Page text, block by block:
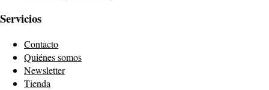
Servicios
Contacto
Quiénes somos
Newsletter
Tienda